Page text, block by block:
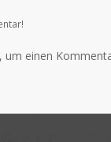
um einen